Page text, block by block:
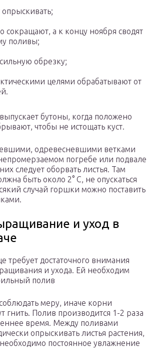
опрыскивать;
сокращают, а к концу ноября сводят
поливы;
обрезку;
целями обрабатывают от
бутоны, когда положено
чтобы не истощать куст.
одревесневшими ветками
непромерзаемом погребе или подвале
следует оборвать листья. Там
быть около 2° С, не опускаться
случай горшки можно поставить
и уход в
требует достаточного внимания
и ухода. Ей необходим
полив
меру, иначе корни
гнить. Полив производится 1-2 раза
время. Между поливами
опрыскивать листья растения,
постоянное увлажнение